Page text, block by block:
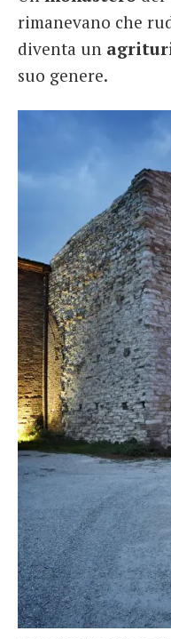
rimanevano che
diventa un
suo genere.